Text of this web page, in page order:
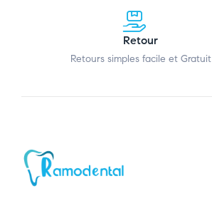
Retour
Retours simples facile et Gratuit